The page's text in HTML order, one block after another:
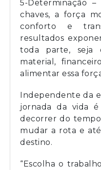
5-Determinação
chaves, a força
conforto e
resultados
toda parte, seja
material,
alimentar essa
Independente da
jornada da vida
decorrer do
mudar a rota e
destino.
“Escolha o